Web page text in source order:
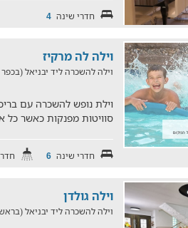
חדרי שינה 4
וילה לה מרקיז
וילה להשכרה ליד יבניאל (בכפר
סוויטות מפנקות כאשר כל
חדרי שינה 6
וילה גולדן
וילה להשכרה ליד יבניאל (בראש